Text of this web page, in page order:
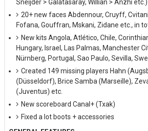
Sneijder > Galatasaray, Willian > Anzhi etc.)
20+ new faces Abdennour, Cruyff,
Fofana, Gouffran, Mskani, Zidane etc., in
New kits Angola, Atlético, Chile,
Hungary, Israel, Las Palmas, Manchester
Nürnberg, Portugal, Sao Paulo, Sevilla,
Created 149 missing players Hahn
(Düsseldorf), Brice Samba (Marseille),
(Juventus) etc.
New scoreboard Canal+ (Txak)
Fixed a lot boots + accessories